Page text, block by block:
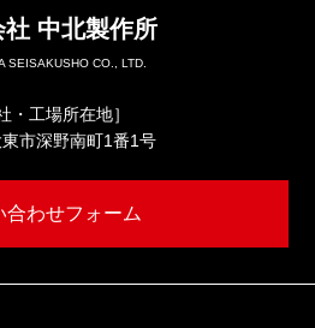
社 中北製作所
SEISAKUSHO CO., LTD.
・工場所在地］
市深野南町1番1号
合わせフォーム